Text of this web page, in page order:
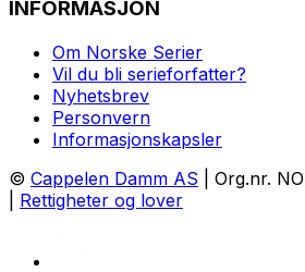
INFORMASJON
Om Norske Serier
Vil du bli serieforfatter?
Nyhetsbrev
Personvern
Informasjonskapsler
© Cappelen Damm AS | Org.nr.
Rettigheter og lover